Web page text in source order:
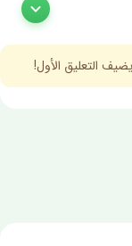
التعليق الأول!